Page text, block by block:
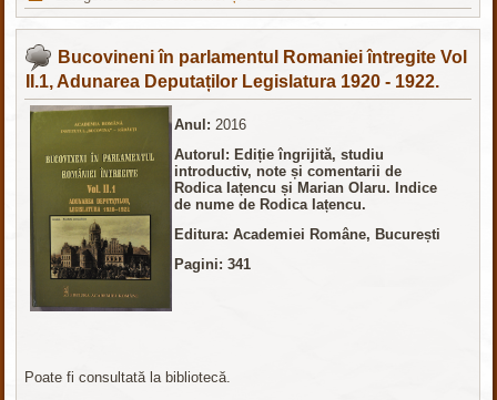
Bucovineni în parlamentul Romaniei întregite Vol
II.1, Adunarea Deputaților Legislatura 1920 - 1922.
Anul:2016
Autorul: Ediție îngrijită, studiu
introductiv, note și comentarii de
Rodica Iațencu și Marian Olaru. Indice
de nume de Rodica Iațencu.
Editura: Academiei Române, București
Pagini: 341
Poate fi consultată la bibliotecă.